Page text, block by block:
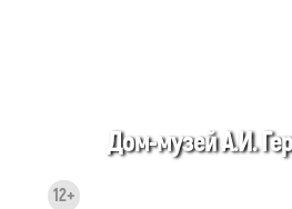
Дом-музей А.И.
12+